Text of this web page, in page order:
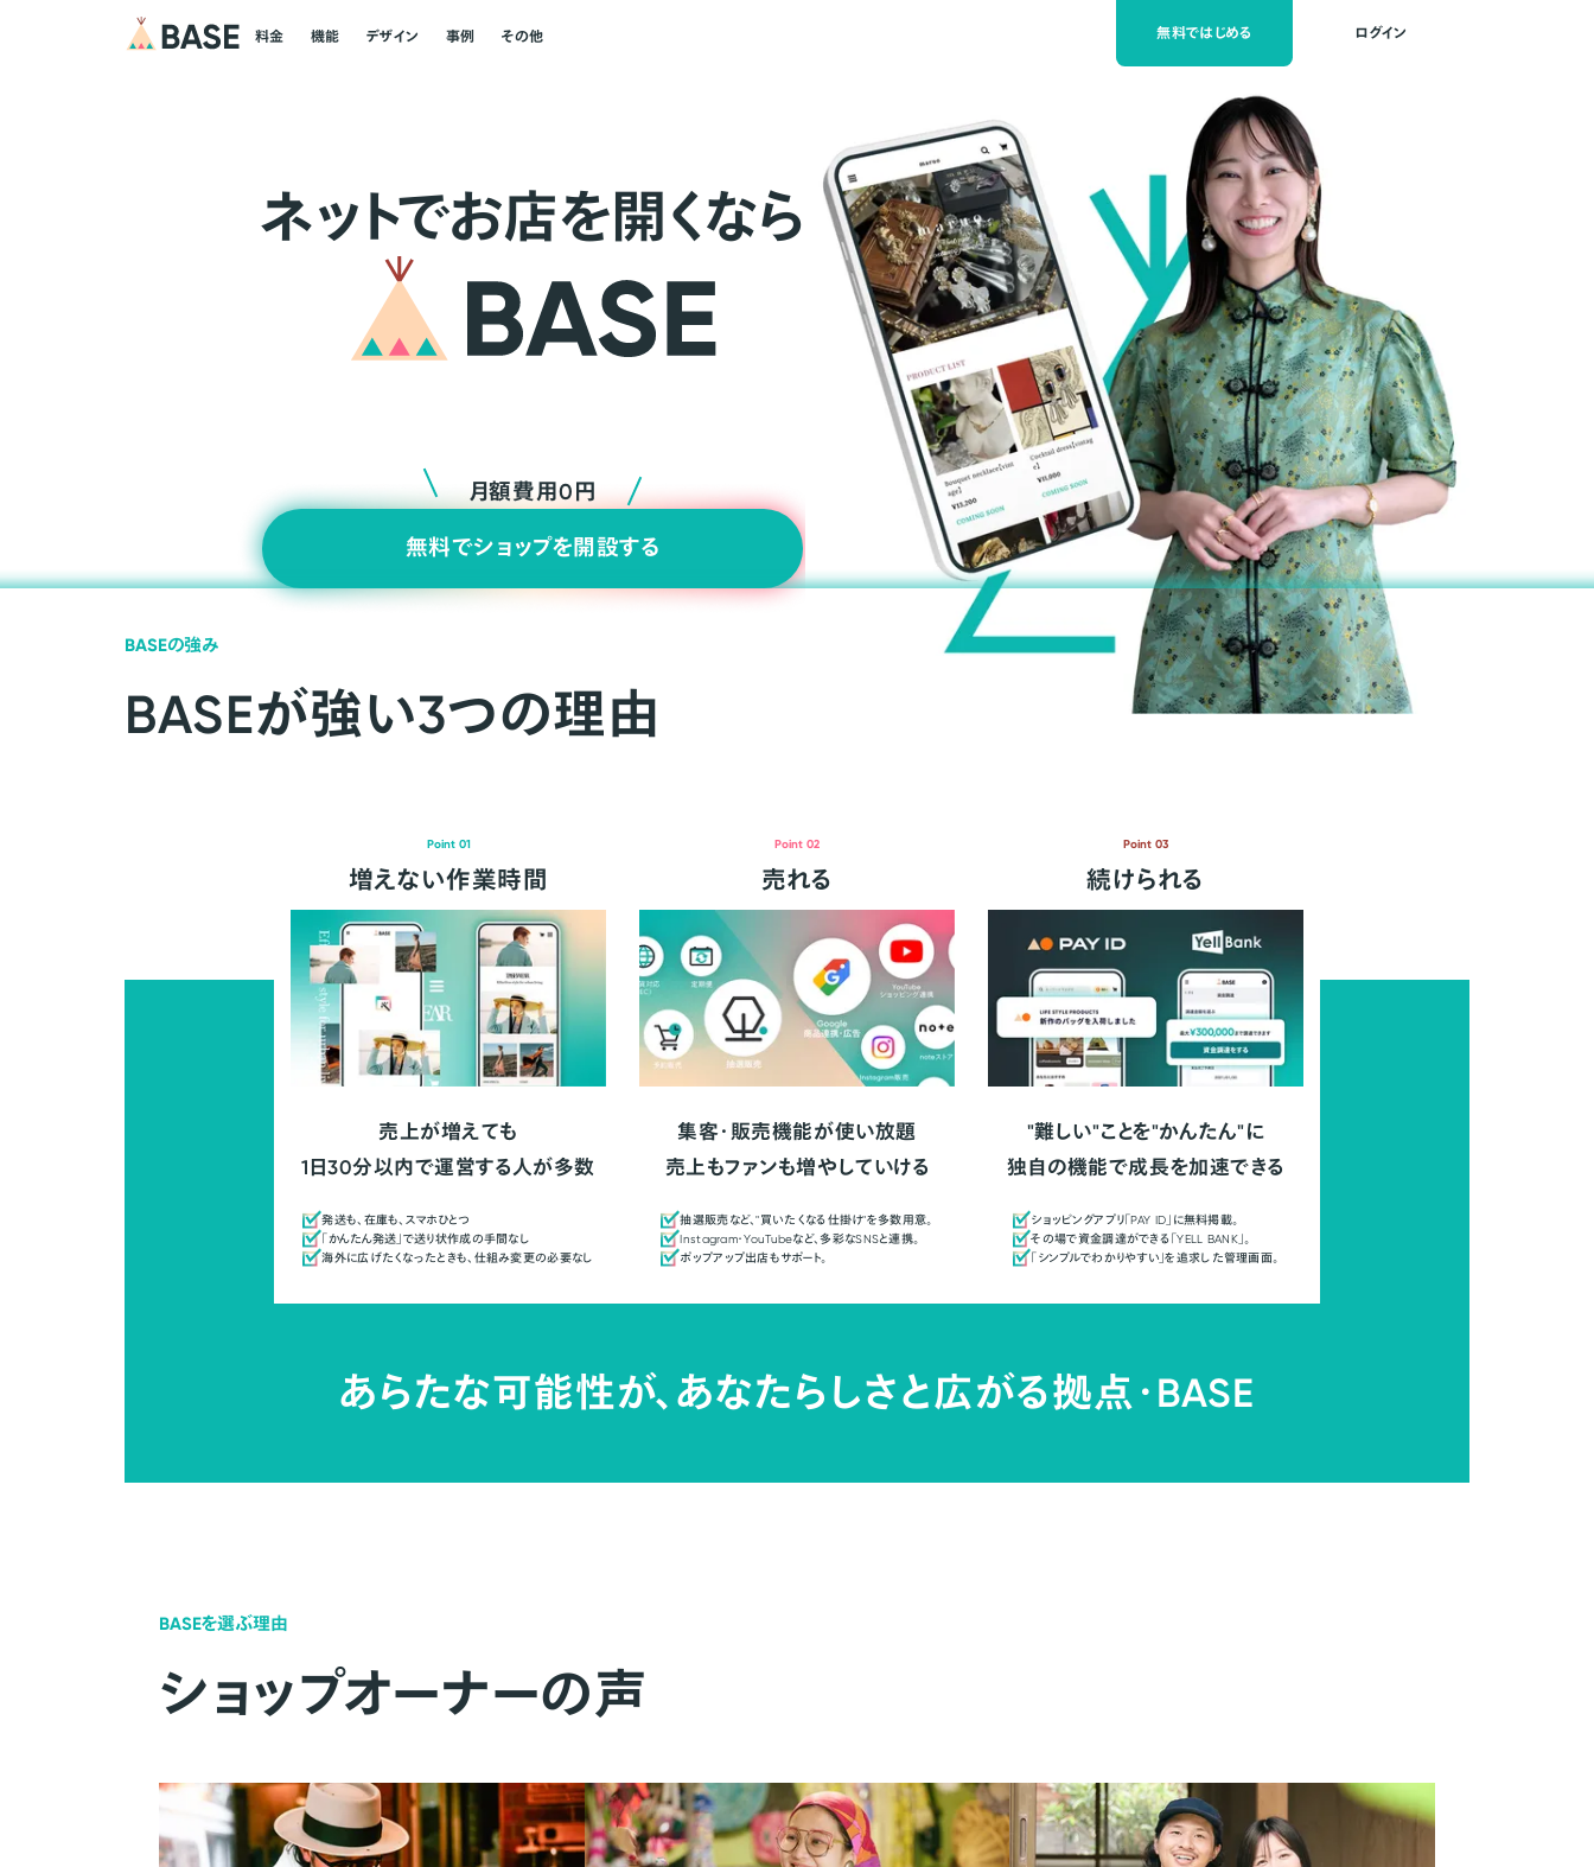
料金 機能 デザイン 事例 その他 無料ではじめる ログイン
ネッ トでお店を開くなら
月額費用0円
無料でショップを開設する
BASEの強み
BASEが強い3つの理由
Point 01
増えない作業時間
売上が増えても
1日30分以内で運営する人が多数
発送も、在庫も、スマホひとつ
「かんたん発送」で送り状作成の手間なし
海外に広げたくなったときも、仕組み変更の必要なし
Point 02
売れる
集客・販売機能が使い放題
売上もファンも増やしていける
抽選販売など、"買いたくなる仕掛け"を多数用意。
Instagram・YouTubeなど、多彩なSNSと連携。
ポップアップ出店もサポート。
Point 03
続けられる
"難しい"ことを"かんたん"に
独自の機能で成長を加速できる
ショッピングアプリ「PAY ID」に無料掲載。
その場で資金調達ができる「YELL BANK」。
「シンプルでわかりやすい」を追求した管理画面。
あらたな可能性が、あなたらしさと広がる拠点・BASE
BASEを選ぶ理由
ショップオーナーの声